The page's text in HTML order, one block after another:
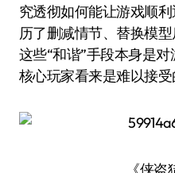
究透彻如何能让游戏顺
历了删减情节、替换模
这些“和谐”手段本身是
核心玩家看来是难以接受